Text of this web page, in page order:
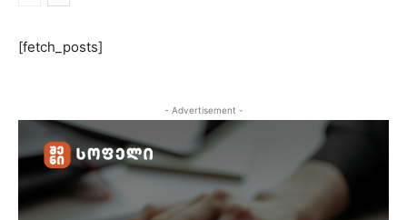
[fetch_posts]
- Advertisement -